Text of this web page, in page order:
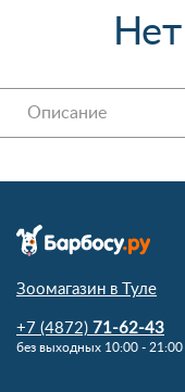
Описание
Зоомагазин в Туле
+7 (4872) 71-62-43
без выходных 10:00 - 21:00